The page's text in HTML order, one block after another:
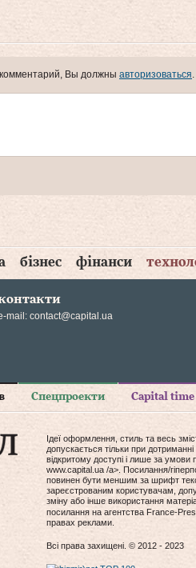
комментарий, Вы должны авторизоваться.
бізнес фінанси
mail: contact@capital.ua
Спецпроекти Capital time
Ідеї оформлення, стиль та весь
допускається тільки при
відкритому доступі і лише за
www.capital.ua /a>. Посилання/
повинен бути меншим за шрифт
зареєстрованим користувачам,
зміну або інше використання
посилання на агентства France-
правах реклами.
Всі права захищені. © 2012 - 2023